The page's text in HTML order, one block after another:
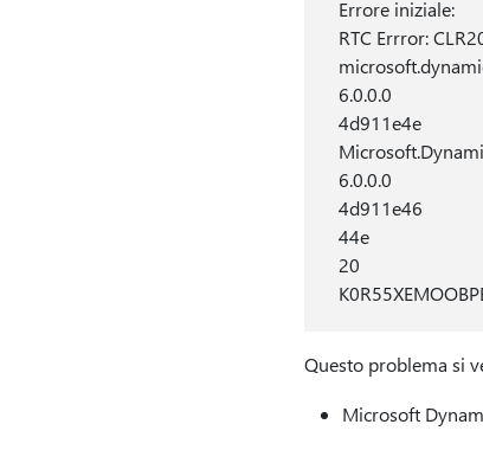
Errore iniziale:
RTC Errror:
6.0.0.0
4d911e4e
6.0.0.0
4d911e46
44e
20
Questo problema si
Microsoft